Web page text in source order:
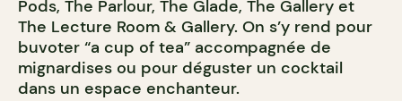
Pods, The Parlour, The Glade, The Gallery et
The Lecture Room & Gallery. On s’y rend pour
buvoter “a cup of tea” accompagnée de
mignardises ou pour déguster un cocktail
dans un espace enchanteur.